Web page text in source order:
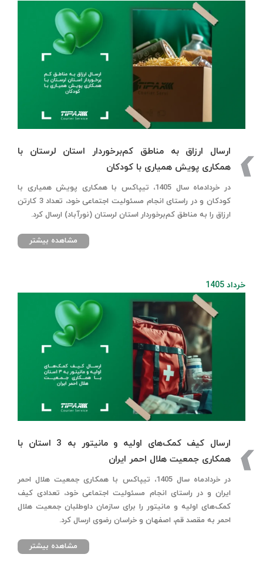
ارسال ارزاق به مناطق کم‌برخوردار استان لرستان با
همکاری پویش همیاری با کودکان
در خردادماه سال 1405، تیپاکس با همکاری پویش همیاری با
کودکان و در راستای انجام مسئولیت اجتماعی خود، تعداد 3 کارتن
ارزاق را به مناطق کم‌برخوردار استان لرستان (نورآباد) ارسال کرد.
مشاهده بیشتر
خرداد 1405
ارسال کیف کمک‌های اولیه و مانیتور به 3 استان با
همکاری جمعیت هلال احمر ایران
در خردادماه سال 1405، تیپاکس با همکاری جمعیت هلال احمر
ایران و در راستای انجام مسئولیت اجتماعی خود، تعدادی کیف
کمک‌های اولیه و مانیتور را برای سازمان داوطلبان جمعیت هلال
احمر به مقصد قم، اصفهان و خراسان رضوی ارسال کرد.
مشاهده بیشتر